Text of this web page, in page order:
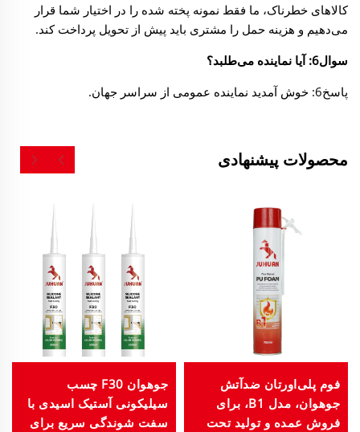
کالاهای خطرناک، ما فقط نمونه پخته شده را در اختیار شما قرار
می‌دهیم و هزینه حمل را مشتری باید پیش از تحویل پرداخت کند.
سوال6: آیا نماینده می‌طلبد؟
پاسخ6: خوش آمدید نماینده عمومی از سراسر جهان.
محصولات پیشنهادی
فوم پلی‌اورتان ضدآتش
جوهوان، مدل B1، برای
فروش عمده و تولید تحت
جوهوان F30 چسب
سیلیکونی آستیک اسیدی با
سفت شوندگی سریع برای